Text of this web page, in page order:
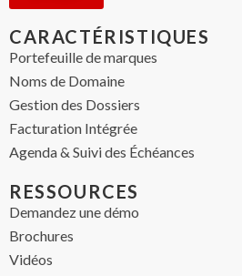
CARACTÉRISTIQUES
Portefeuille de marques
Noms de Domaine
Gestion des Dossiers
Facturation Intégrée
Agenda & Suivi des Échéances
RESSOURCES
Demandez une démo
Brochures
Vidéos